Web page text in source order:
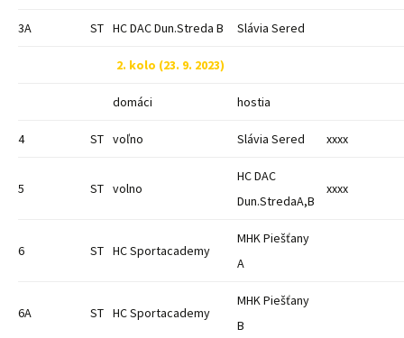
3A ST HC DAC Dun.Streda B Slávia Sered
2. kolo (23. 9. 2023)
domáci hostia
4 ST voľno Slávia Sered xxxx
5 ST volno
HC DAC
Dun.StredaA,B
xxxx
6 ST HC Sportacademy
MHK Piešťany
A
6A ST HC Sportacademy
MHK Piešťany
B